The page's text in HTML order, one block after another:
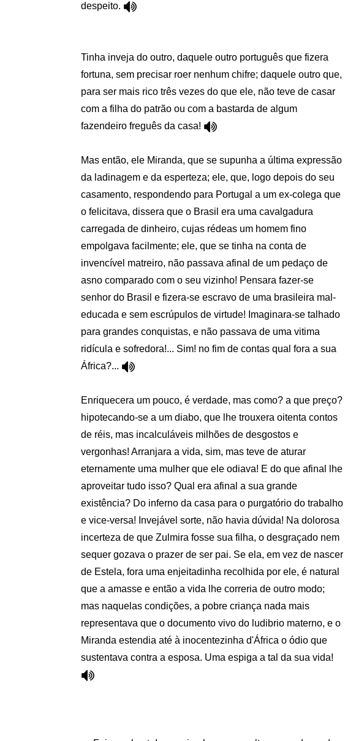
despeito.
Tinha inveja do outro, daquele outro português que fizera
fortuna, sem precisar roer nenhum chifre; daquele outro que,
para ser mais rico três vezes do que ele, não teve de casar
com a filha do patrão ou com a bastarda de algum
fazendeiro freguês da casa!
Mas então, ele Miranda, que se supunha a última expressão
da ladinagem e da esperteza; ele, que, logo depois do seu
casamento, respondendo para Portugal a um ex-colega que
o felicitava, dissera que o Brasil era uma cavalgadura
carregada de dinheiro, cujas rédeas um homem fino
empolgava facilmente; ele, que se tinha na conta de
invencível matreiro, não passava afinal de um pedaço de
asno comparado com o seu vizinho! Pensara fazer-se
senhor do Brasil e fizera-se escravo de uma brasileira mal-
educada e sem escrúpulos de virtude! Imaginara-se talhado
para grandes conquistas, e não passava de uma vitima
ridícula e sofredora!... Sim! no fim de contas qual fora a sua
África?...
Enriquecera um pouco, é verdade, mas como? a que preço?
hipotecando-se a um diabo, que lhe trouxera oitenta contos
de réis, mas incalculáveis milhões de desgostos e
vergonhas! Arranjara a vida, sim, mas teve de aturar
eternamente uma mulher que ele odiava! E do que afinal lhe
aproveitar tudo isso? Qual era afinal a sua grande
existência? Do inferno da casa para o purgatório do trabalho
e vice-versa! Invejável sorte, não havia dúvida! Na dolorosa
incerteza de que Zulmira fosse sua filha, o desgraçado nem
sequer gozava o prazer de ser pai. Se ela, em vez de nascer
de Estela, fora uma enjeitadinha recolhida por ele, é natural
que a amasse e então a vida lhe correria de outro modo;
mas naquelas condições, a pobre criança nada mais
representava que o documento vivo do ludibrio materno, e o
Miranda estendia até à inocentezinha d'África o ódio que
sustentava contra a esposa. Uma espiga a tal da sua vida!